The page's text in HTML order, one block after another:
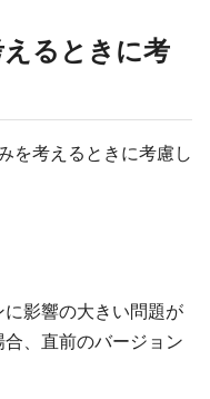
るときに考
を考えるときに考慮し
影響の大きい問題が
、直前のバージョン